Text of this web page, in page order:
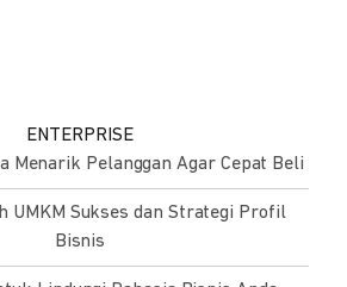
ENTERPRISE
Menarik Pelanggan Agar Cepat Beli
UMKM Sukses dan Strategi Profil
Bisnis